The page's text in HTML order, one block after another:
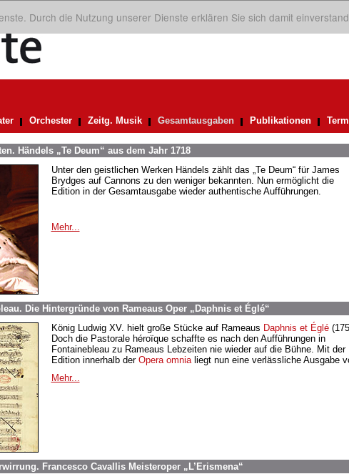
Durch die Nutzung unserer Dienste erklären Sie sich damit
Orchester Zeitg. Musik Gesamtausgaben Publikationen
Händels „Te Deum“ aus dem Jahr 1718
Unter den geistlichen Werken Händels zählt das „Te Deum“ für James
Brydges auf Cannons zu den weniger bekannten. Nun ermöglicht die
Edition in der Gesamtausgabe wieder authentische Aufführungen.
Mehr...
Die Hintergründe von Rameaus Oper „Daphnis et Églé“
König Ludwig XV. hielt große Stücke auf Rameaus Daphnis et Églé
Doch die Pastorale héroïque schaffte es nach den Aufführungen in
Fontainebleau zu Rameaus Lebzeiten nie wieder auf die Bühne. Mit der
Edition innerhalb der Opera omnialiegt nun eine verlässliche Ausgabe
Mehr...
Francesco Cavallis Meisteroper „L’Erismena“